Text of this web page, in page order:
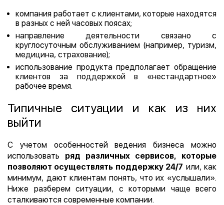
компания работает с клиентами, которые находятся
в разных с ней часовых поясах;
направление деятельности связано с
круглосуточным обслуживанием (например, туризм,
медицина, страхование);
использование продукта предполагает обращение
клиентов за поддержкой в «нестандартное»
рабочее время.
Типичные ситуации и как из них
выйти
С учетом особенностей ведения бизнеса можно
использовать ряд различных сервисов, которые
позволяют осуществлять поддержку 24/7 или, как
минимум, дают клиентам понять, что их «услышали».
Ниже разберем ситуации, с которыми чаще всего
сталкиваются современные компании.